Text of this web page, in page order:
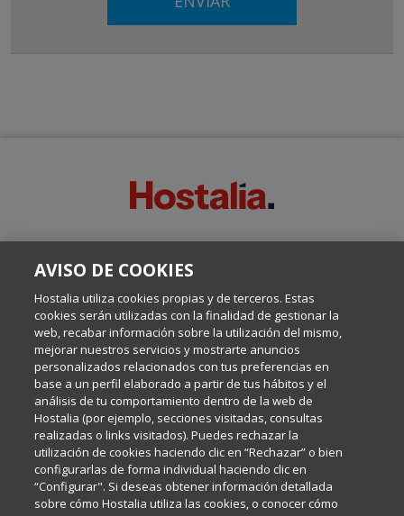
Escrito por el equipo de Comunicación de Hostalia, dirigido por
Internet y Tecnología.
Política de privacidad
Política de cookies
Aviso legal
AVISO DE COOKIES
Hostalia utiliza cookies propias y de terceros. Estas
cookies serán utilizadas con la finalidad de gestionar la
web, recabar información sobre la utilización del mismo,
mejorar nuestros servicios y mostrarte anuncios
personalizados relacionados con tus preferencias en
base a un perfil elaborado a partir de tus hábitos y el
análisis de tu comportamiento dentro de la web de
Hostalia (por ejemplo, secciones visitadas, consultas
realizadas o links visitados). Puedes rechazar la
utilización de cookies haciendo clic en “Rechazar” o bien
configurarlas de forma individual haciendo clic en
“Configurar". Si deseas obtener información detallada
sobre cómo Hostalia utiliza las cookies, o conocer cómo